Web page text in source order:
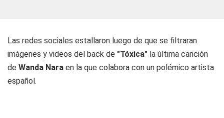
Las redes sociales estallaron luego de que se filtraran
imágenes y videos del back de "Tóxica" la última canción
de Wanda Nara en la que colabora con un polémico artista
español.